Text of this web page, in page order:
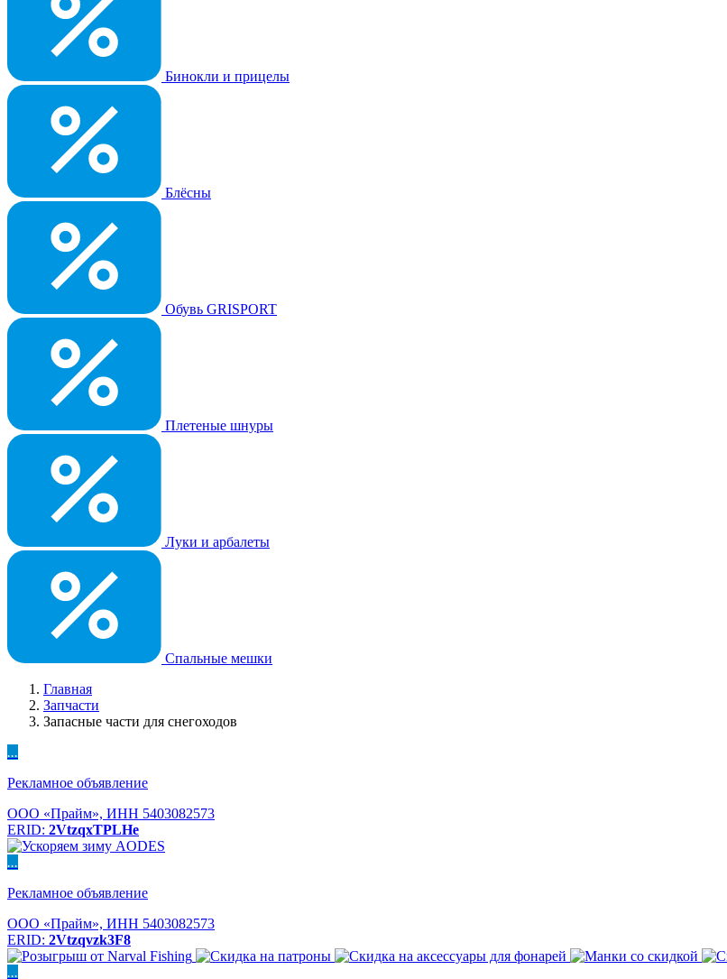
Бинокли и прицелы
Блёсны
Обувь GRISPORT
Плетеные шнуры
Луки и арбалеты
Спальные мешки
Главная
Запчасти
Запасные части для снегоходов
...
Рекламное объявление
ООО «Прайм», ИНН 5403082573
ERID: 2VtzqxTPLHe
...
Рекламное объявление
ООО «Прайм», ИНН 5403082573
ERID: 2Vtzqvzk3F8
...